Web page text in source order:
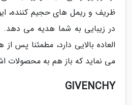
ظریف و ریمل های حجیم کننده،
در زیبایی به شما هدیه می دهد.
العاده بالایی دارد، مطمئنا پس از
می نماید که باز هم به محصولات
GIVENCHY